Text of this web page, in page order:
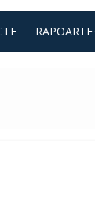
RAPOARTE